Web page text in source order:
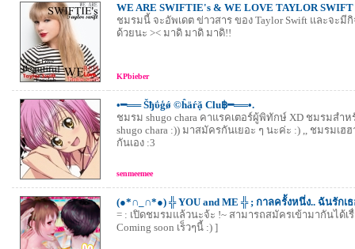
WE ARE SWIFTIE's & WE LOVE TAYLOR SWIFT
ชมรมนี้ จะอัพเดต ข่าวสาร ของ Taylor Swift และจะมี
ด้วยนะ >< มาดิ มาดิ มาดิ!!
KPbieber
•━══ Šђΰģǿ ©ĥäѓặ Clu฿━══•.
ชมรม shugo chara คาแรคเตอร์ผู้พิทักษ์ XD ชมรมสำ
shugo chara :)) มาสมัครกันเยอะ ๆ นะค่ะ :) ,, ชมรมเฮ
กันเอง :3
senmeemee
(●*∩_∩*●) ╬ YOU and ME ╬ ; กาลครั้งหนึ่ง.. ฉันรักเ
= : เปิดชมรมแล้วนะจ้ะ !~ สามารถสมัครเข้ามากันได้เรื่
Coming soon เร็วๆนี้ :) ]